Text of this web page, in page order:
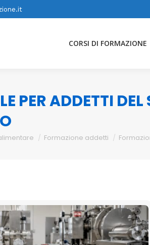
CORSI DI FORMAZIONE
PER ADDETTI
Formazione addetti